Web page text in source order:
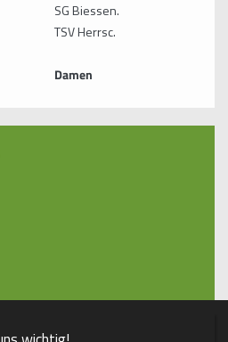
SG Biessen.
TSV Herrsc.
Damen